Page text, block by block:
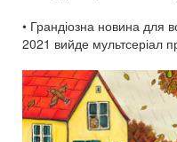
• Грандіозна новина для
2021 вийде мультсеріал